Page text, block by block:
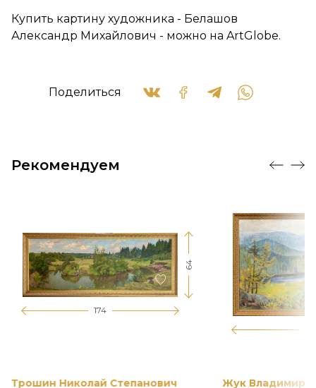
Купить картину художника - Белашов
Александр Михайлович - можно на ArtGlobe.
Поделиться
Рекомендуем
174
64
Трошин Николай Степанович Жук Владимир